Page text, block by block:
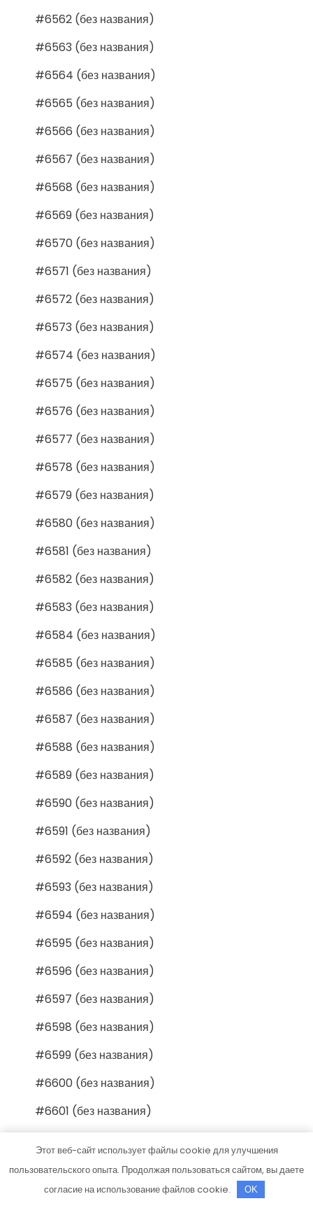
#6562 (без названия)
#6563 (без названия)
#6564 (без названия)
#6565 (без названия)
#6566 (без названия)
#6567 (без названия)
#6568 (без названия)
#6569 (без названия)
#6570 (без названия)
#6571 (без названия)
#6572 (без названия)
#6573 (без названия)
#6574 (без названия)
#6575 (без названия)
#6576 (без названия)
#6577 (без названия)
#6578 (без названия)
#6579 (без названия)
#6580 (без названия)
#6581 (без названия)
#6582 (без названия)
#6583 (без названия)
#6584 (без названия)
#6585 (без названия)
#6586 (без названия)
#6587 (без названия)
#6588 (без названия)
#6589 (без названия)
#6590 (без названия)
#6591 (без названия)
#6592 (без названия)
#6593 (без названия)
#6594 (без названия)
#6595 (без названия)
#6596 (без названия)
#6597 (без названия)
#6598 (без названия)
#6599 (без названия)
#6600 (без названия)
#6601 (без названия)
#6603 (без названия)
#6604 (без названия)
Этот веб-сайт использует файлы cookie для улучшения
пользовательского опыта. Продолжая пользоваться сайтом, вы даете
согласие на использование файлов cookie.
OK